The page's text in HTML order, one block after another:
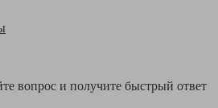
вопрос и получите быстрый ответ